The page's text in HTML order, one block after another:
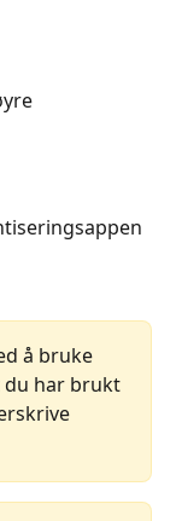
å bruke
har brukt